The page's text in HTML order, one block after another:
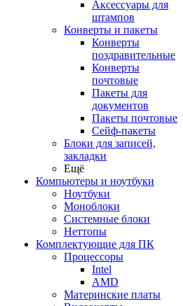
Аксессуары для
штампов
Конверты и пакеты
Конверты
поздравительные
Конверты
почтовые
Пакеты для
документов
Пакеты почтовые
Сейф-пакеты
Блоки для записей,
закладки
Ещё
Компьютеры и ноутбуки
Ноутбуки
Моноблоки
Системные блоки
Неттопы
Комплектующие для ПК
Процессоры
Intel
AMD
Материнские платы